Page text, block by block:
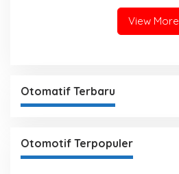
View More
Otomatif Terbaru
Otomotif Terpopuler